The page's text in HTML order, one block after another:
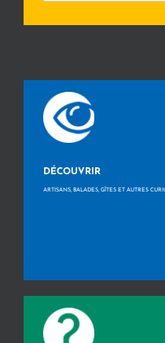
DÉCOUVRIR
ARTISANS, BALADES, GÎTES ET AUTRES